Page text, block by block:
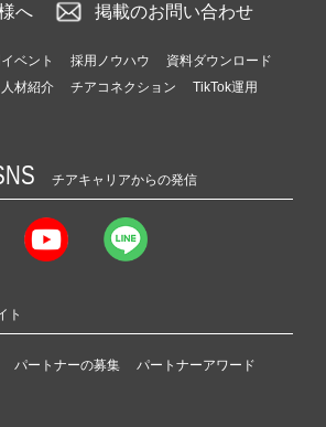
へ 掲載のお問い合わせ
ベント 採用ノウハウ
資料ダウンロード
人材紹介 チアコネクション
TikTok運用
チアキャリアからの発信
ト
パートナーの募集 パートナーアワード